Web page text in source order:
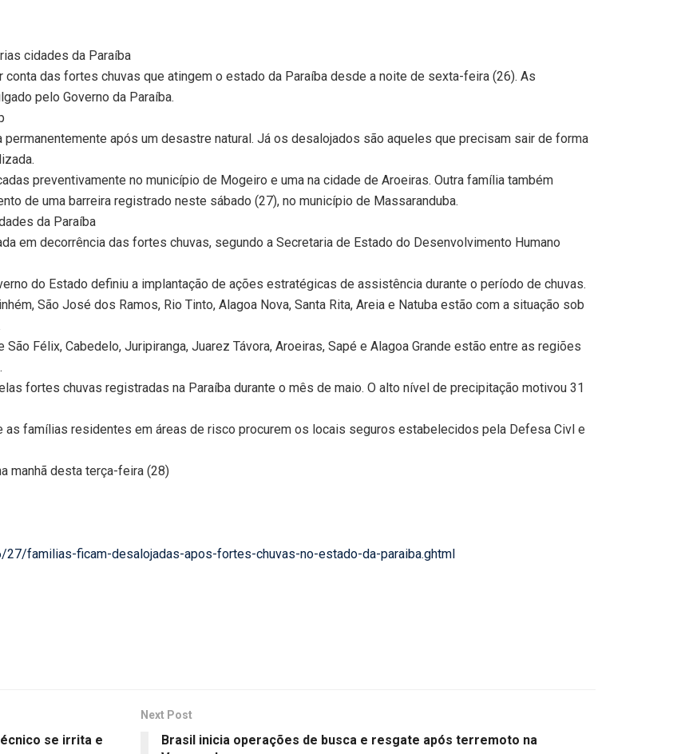
cidades da Paraíba
das fortes chuvas que atingem o estado da Paraíba desde a noite de sexta-feira (26). As
pelo Governo da Paraíba.
após um desastre natural. Já os desalojados são aqueles que precisam sair de forma
preventivamente no município de Mogeiro e uma na cidade de Aroeiras. Outra família também
de uma barreira registrado neste sábado (27), no município de Massaranduba.
da Paraíba
em decorrência das fortes chuvas, segundo a Secretaria de Estado do Desenvolvimento Humano
do Estado definiu a implantação de ações estratégicas de assistência durante o período de chuvas.
São José dos Ramos, Rio Tinto, Alagoa Nova, Santa Rita, Areia e Natuba estão com a situação sob
Félix, Cabedelo, Juripiranga, Juarez Távora, Aroeiras, Sapé e Alagoa Grande estão entre as regiões
fortes chuvas registradas na Paraíba durante o mês de maio. O alto nível de precipitação motivou 31
as famílias residentes em áreas de risco procurem os locais seguros estabelecidos pela Defesa Civl e
manhã desta terça-feira (28)
familias-ficam-desalojadas-apos-fortes-chuvas-no-estado-da-paraiba.ghtml
se irrita e
Next Post
Brasil inicia operações de busca e resgate após terremoto na